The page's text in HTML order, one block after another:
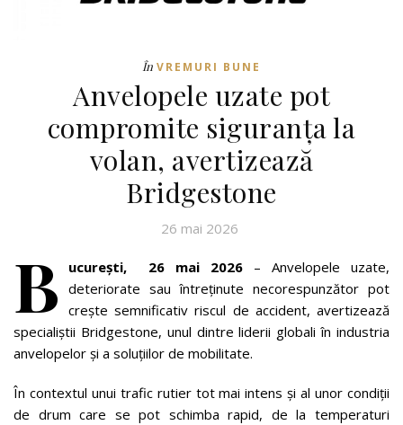
În VREMURI BUNE
Anvelopele uzate pot
compromite siguranța la
volan, avertizează
Bridgestone
26 mai 2026
B ucurești, 26 mai 2026 – Anvelopele uzate,
deteriorate sau întreținute necorespunzător pot
crește semnificativ riscul de accident, avertizează
specialiștii Bridgestone, unul dintre liderii globali în industria
anvelopelor și a soluțiilor de mobilitate.
În contextul unui trafic rutier tot mai intens și al unor condiții
de drum care se pot schimba rapid, de la temperaturi